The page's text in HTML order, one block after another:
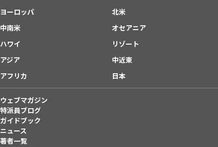
ヨーロッパ
北米
中南米
オセアニア
ハワイ
リゾート
アジア
中近東
アフリカ
日本
ウェブマガジン
特派員ブログ
ガイドブック
ニュース
著者一覧